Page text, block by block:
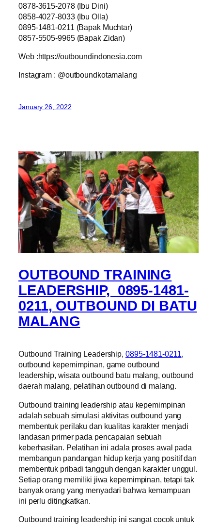
0878-3615-2078 (Ibu Dini)
0858-4027-8033 (Ibu Olla)
0895-1481-0211 (Bapak Muchtar)
0857-5505-9965 (Bapak Zidan)
Web :https://outboundindonesia.com
Instagram : @outboundkotamalang
January 26, 2022
OUTBOUND TRAINING
LEADERSHIP, 0895-1481-
0211, OUTBOUND DI BATU
MALANG
Outbound Training Leadership, 0895-1481-0211,
outbound kepemimpinan, game outbound
leadership, wisata outbound batu malang, outbound
daerah malang, pelatihan outbound di malang.
Outbound training leadership atau kepemimpinan
adalah sebuah simulasi aktivitas outbound yang
membentuk perilaku dan kualitas karakter menjadi
landasan primer pada pencapaian sebuah
keberhasilan. Pelatihan ini adala proses awal pada
membangun pandangan hidup kerja yang positif dan
membentuk pribadi tangguh dengan karakter unggul.
Setiap orang memiliki jiwa kepemimpinan, tetapi tak
banyak orang yang menyadari bahwa kemampuan
ini perlu ditingkatkan.
Outbound training leadership ini sangat cocok untuk